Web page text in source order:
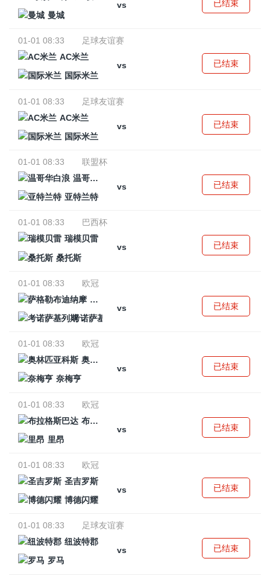
vs
曼城
已结束
01-01 08:33
足球友谊赛
AC米兰
vs
国际米兰
已结束
01-01 08:33
足球友谊赛
AC米兰
vs
国际米兰
已结束
01-01 08:33
联盟杯
温哥华白浪
vs
亚特兰特
已结束
01-01 08:33
巴西杯
瑞模贝雷
vs
桑托斯
已结束
01-01 08:33
欧冠
萨格勒布迪纳摩
vs
考诺萨基列斯
已结束
01-01 08:33
欧冠
奥林匹亚科斯
vs
奈梅亨
已结束
01-01 08:33
欧冠
布拉格斯巴达
vs
里昂
已结束
01-01 08:33
欧冠
圣吉罗斯
vs
博德闪耀
已结束
01-01 08:33
足球友谊赛
纽波特郡
vs
罗马
已结束